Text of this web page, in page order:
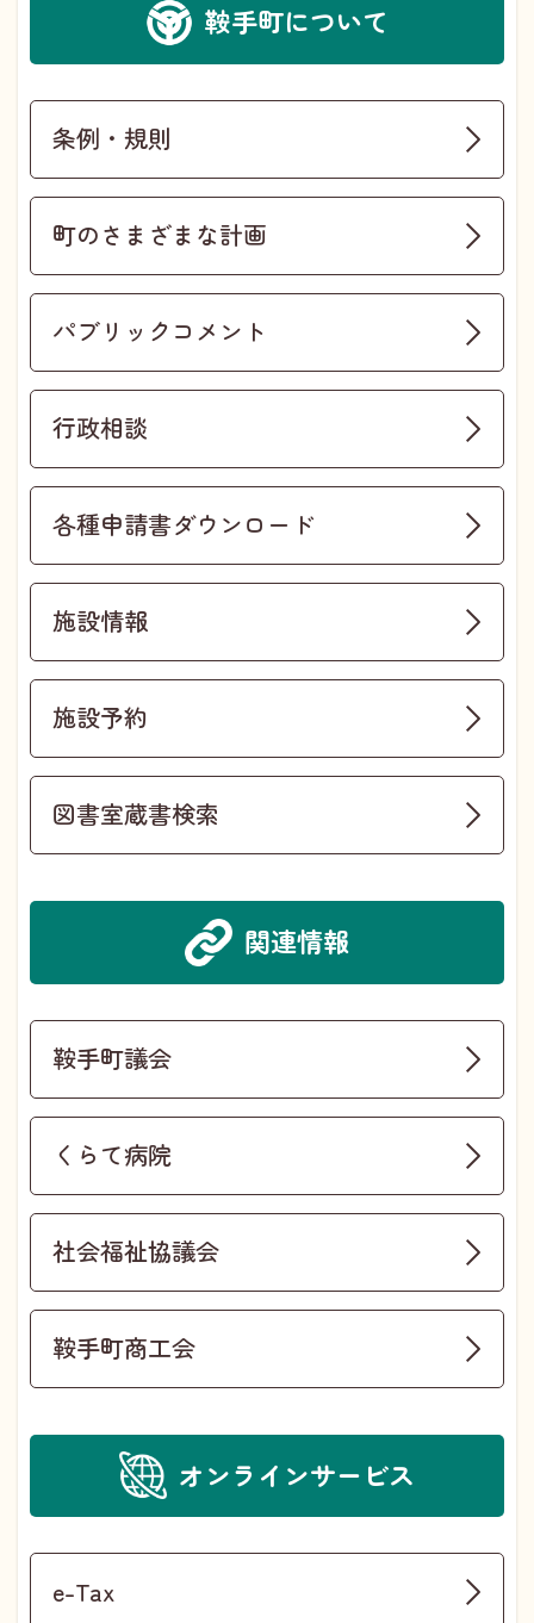
鞍手町について
条例・規則
町のさまざまな計画
パブリックコメント
行政相談
各種申請書ダウンロード
施設情報
施設予約
図書室蔵書検索
関連情報
鞍手町議会
くらて病院
社会福祉協議会
鞍手町商工会
オンラインサービス
e-Tax